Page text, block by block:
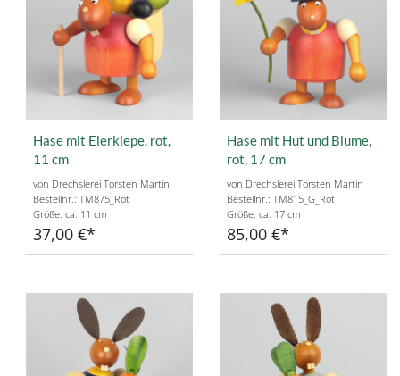
Hase mit Eierkiepe, rot,
11 cm
von Drechslerei Torsten Martin
Bestellnr.: TM875_Rot
Größe: ca. 11 cm
37,00 €
Hase mit Hut und Blume,
rot, 17 cm
von Drechslerei Torsten Martin
Bestellnr.: TM815_G_Rot
Größe: ca. 17 cm
85,00 €